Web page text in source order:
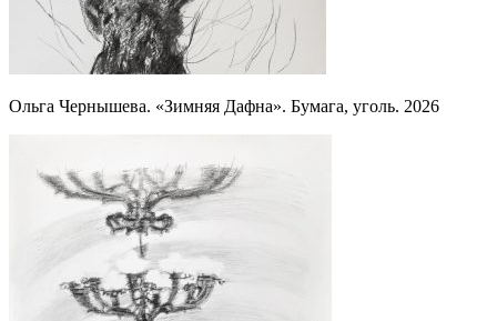
Ольга Чернышева. «Зимняя Дафна». Бумага, уголь. 2026